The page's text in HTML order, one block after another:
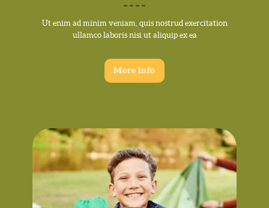
Ut enim ad minim veniam, quis nostrud exercitation
ullamco laboris nisi ut aliquip ex ea
More Info